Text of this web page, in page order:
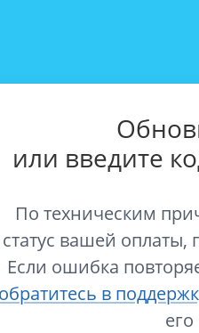
или введите
По техническим
статус вашей оплаты,
Если ошибка
обратитесь в
его